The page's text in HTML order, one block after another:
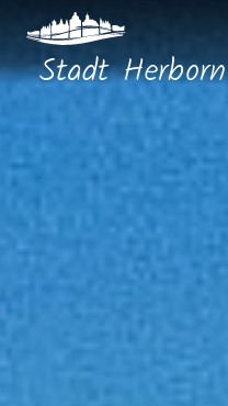
StadtHerborn